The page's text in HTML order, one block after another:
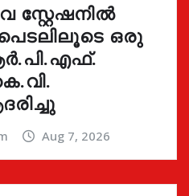
ഒരു
Aug 7, 2026